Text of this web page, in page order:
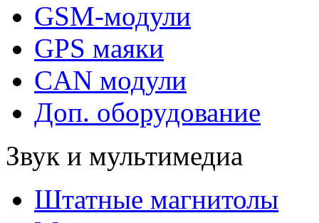
GSM-модули
GPS маяки
CAN модули
Доп. оборудование
Звук и мультимедиа
Штатные магнитолы